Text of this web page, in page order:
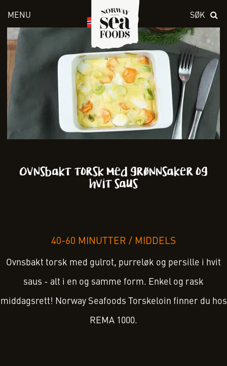
MENU SØK
Ovnsbakt torsk med grønnsaker og
hvit saus
40-60 MINUTTER / MIDDELS
Ovnsbakt torsk med gulrot, purreløk og persille i hvit
saus - alt i en og samme form. Enkel og rask
middagsrett! Norway Seafoods Torskeloin finner du hos
REMA 1000.